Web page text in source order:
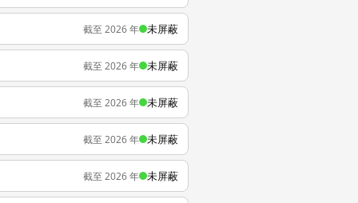
截至 2026 年 未屏蔽
截至 2026 年 未屏蔽
截至 2026 年 未屏蔽
截至 2026 年 未屏蔽
截至 2026 年 未屏蔽